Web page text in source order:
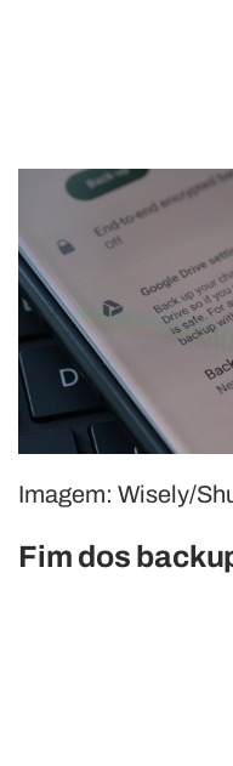
Imagem: Wisely/
Fim dos